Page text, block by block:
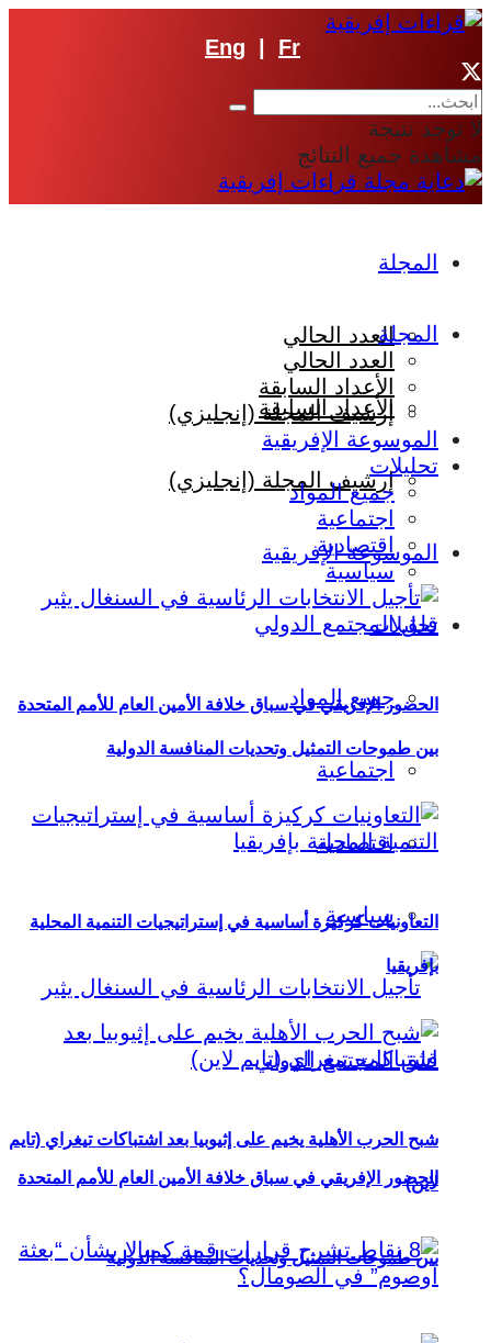
Eng Fr
لا توجد نتيجة
مشاهدة جميع النتائج
المجلة
العدد الحالي
الأعداد السابقة
إرشيف المجلة (إنجليزي)
الموسوعة الإفريقية
تحليلات
جميع المواد
اجتماعية
اقتصادية
سياسية
الحضور الإفريقي في سباق خلافة الأمين العام للأمم المتحدة
بين طموحات التمثيل وتحديات المنافسة الدولية
المجلة
العدد الحالي
الأعداد السابقة
إرشيف المجلة (إنجليزي)
الموسوعة الإفريقية
تحليلات
جميع المواد
اجتماعية
اقتصادية
سياسية
الحضور الإفريقي في سباق خلافة الأمين العام للأمم المتحدة
بين طموحات التمثيل وتحديات المنافسة الدولية
التعاونيات كركيزة أساسية في إستراتيجيات التنمية المحلية
بإفريقيا
شبح الحرب الأهلية يخيم على إثيوبيا بعد اشتباكات تيغراي (تايم
لاين)